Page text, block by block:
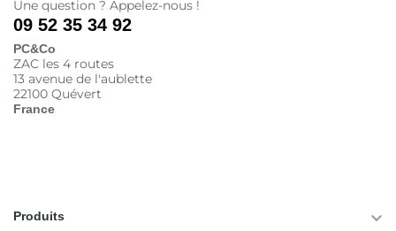
Une question ? Appelez-nous !
09 52 35 34 92
PC&Co
ZAC les 4 routes
13 avenue de l'aublette
22100 Quévert
France
Produits 